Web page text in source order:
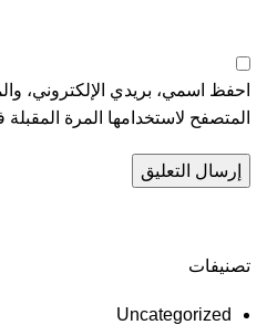
احفظ اسمي، بريدي الإلكتروني،
المتصفح لاستخدامها المرة
تصنيفات
Uncategorized